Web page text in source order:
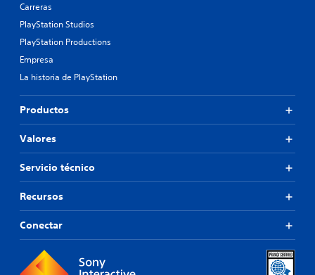
Carreras
PlayStation Studios
PlayStation Productions
Empresa
La historia de PlayStation
Productos
Valores
Servicio técnico
Recursos
Conectar